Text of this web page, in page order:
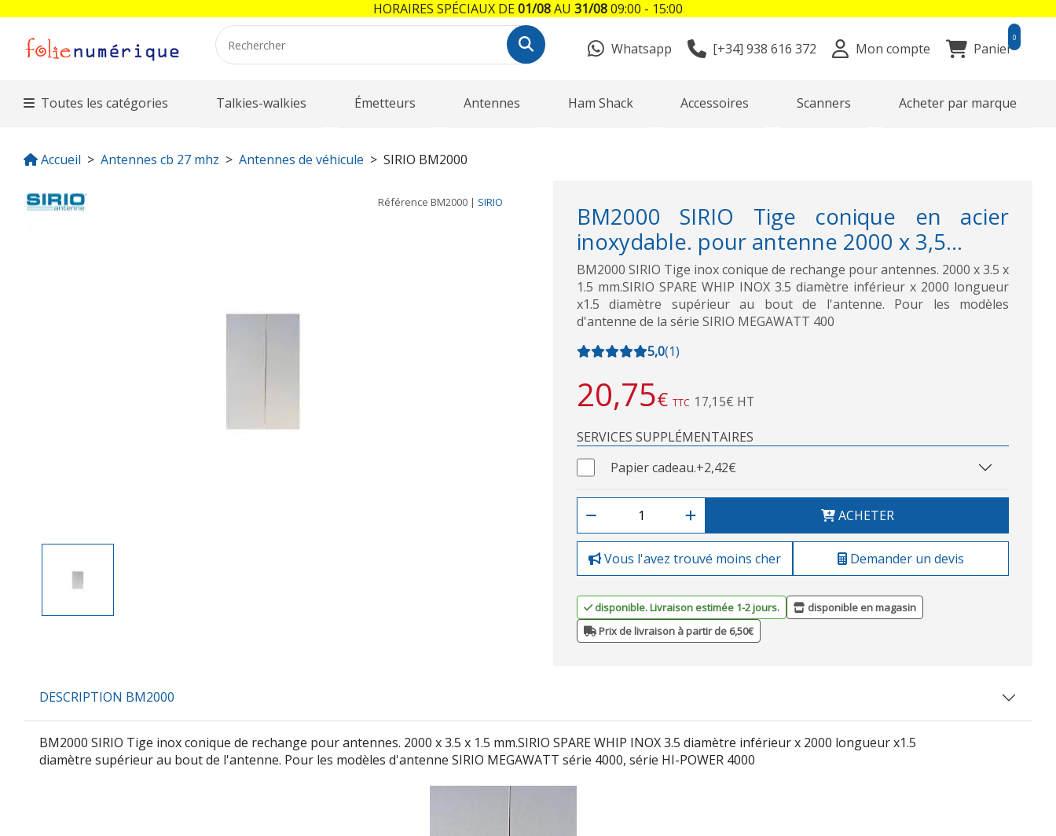
Whatsapp [+34] 938 616 372 Mon compte Panier
0
Toutes les catégories Talkies-walkies Émetteurs Antennes Ham Shack Accessoires Scanners Acheter par marque
Accueil Antennes cb 27 mhz Antennes de véhicule SIRIO BM2000
Référence BM2000 | SIRIO
BM2000 SIRIO Tige conique en acier
inoxydable. pour antenne 2000 x 3,5...
BM2000 SIRIO Tige inox conique de rechange pour antennes. 2000 x 3.5 x
1.5 mm.SIRIO SPARE WHIP INOX 3.5 diamètre inférieur x 2000 longueur
x1.5 diamètre supérieur au bout de l'antenne. Pour les modèles
d'antenne de la série SIRIO MEGAWATT 400
5,0(1)
20,75€ TTC 17,15€ HT
SERVICES SUPPLÉMENTAIRES
Papier cadeau.+2,42€
ACHETER
Vous l'avez trouvé moins cher Demander un devis
disponible. Livraison estimée 1-2 jours.
disponible en magasin
Prix de livraison à partir de 6,50€
DESCRIPTION BM2000
BM2000 SIRIO Tige inox conique de rechange pour antennes. 2000 x 3.5 x 1.5 mm.SIRIO SPARE WHIP INOX 3.5 diamètre inférieur x 2000 longueur x1.5
diamètre supérieur au bout de l'antenne. Pour les modèles d'antenne SIRIO MEGAWATT série 4000, série HI-POWER 4000
HORAIRES SPÉCIAUX DE01/08AU 31/0809:00 - 15:00